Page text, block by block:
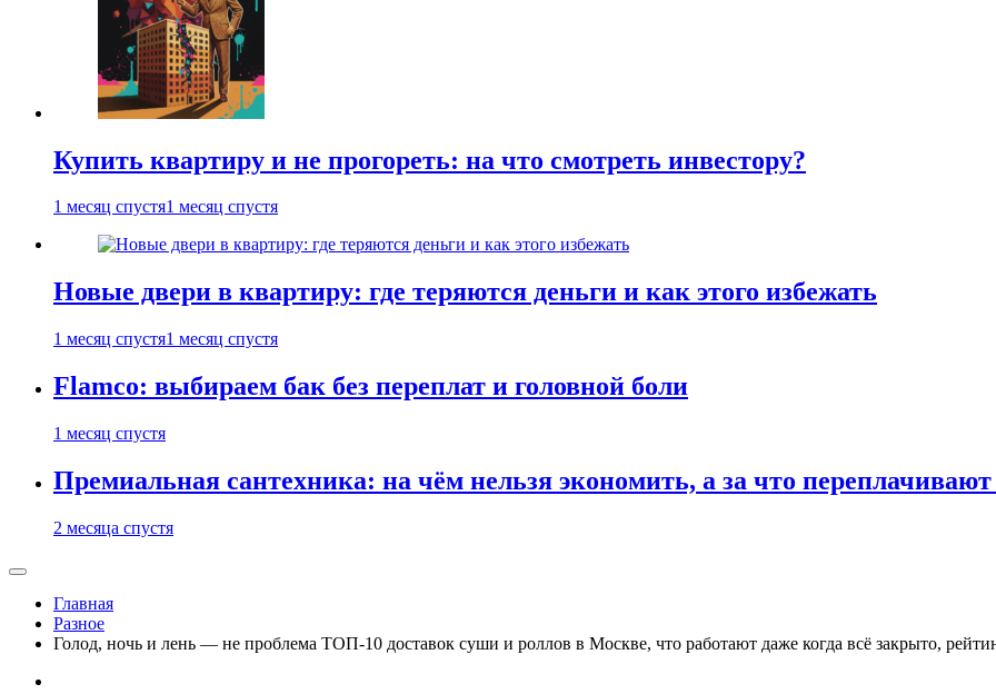
Купить квартиру и не прогореть: на что смотреть инвестору?
1 месяц спустя1 месяц спустя
Новые двери в квартиру: где теряются деньги и как этого избежать
1 месяц спустя1 месяц спустя
Flamco: выбираем бак без переплат и головной боли
1 месяц спустя
Премиальная сантехника: на чём нельзя экономить, а за что переплачивают
2 месяца спустя
Главная
Разное
Голод, ночь и лень — не проблема ТОП-10 доставок суши и роллов в Москве, что работают даже когда всё закрыто,